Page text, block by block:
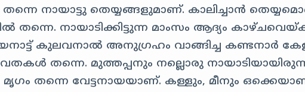
തന്നെ നായാട്ടു തെയ്യങ്ങളുമാണ്. കാലിച്ചാൻ
തന്നെ. നായാടിക്കിട്ടുന്ന മാംസം ആദ്യം
കുലവനാൽ അനുഗ്രഹം വാങ്ങിച്ച കണ്ടനാർ
തന്നെ. മുത്തപ്പനും നല്ലൊരു
തന്നെ വേട്ടനായയാണ്. കള്ളും, മീനും